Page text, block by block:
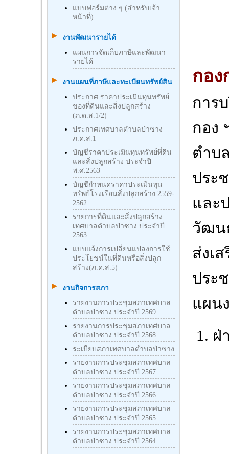
แบบฟอร์มต่าง ๆ (สำหรับเจ้า
หน้าที่)
งานพัฒนารายได้
แผนการจัดเก็บภาษีและพัฒนา
รายได้
งานแผนที่ภาษีและทะเบียนทรัพย์สิน
ประกาศ ราคาประเมินทุนทรัพย์
ของที่ดินและสิ่งปลูกสร้าง
(ภ.ด.ส.1/2)
ประกาศเทศบาลตำบลป่าซาง
ภ.ด.ส.1
บัญชีราคาประเมินทุนทรัพย์ที่ดิน
และสิ่งปลูกสร้าง ประจำปี
พ.ศ.2563
บัญชีกําหนดราคาประเมินทุน
ทรัพย์โรงเรือนสิ่งปลูกสร้าง 2559-
2562
รายการที่ดินและสิ่งปลูกสร้าง
เทศบาลตำบลป่าซาง ประจำปี
2563
แบบแจ้งการเปลี่ยนแปลงการใช้
ประโยชน์ในที่ดินหรือสิ่งปลูก
สร้าง(ภ.ด.ส.5)
งานกิจการสภา
รายงานการประชุมสภาเทศบาล
ตำบลป่าซาง ประจำปี 2569
รายงานการประชุมสภาเทศบาล
ตำบลป่าซาง ประจำปี 2568
ระเบียบสภาเทศบาลตำบลป่าซาง
รายงานการประชุมสภาเทศบาล
ตำบลป่าซาง ประจำปี 2567
รายงานการประชุมสภาเทศบาล
ตำบลป่าซาง ประจำปี 2566
รายงานการประชุมสภาเทศบาล
ตำบลป่าซาง ประจำปี 2565
รายงานการประชุมสภาเทศบาล
ตำบลป่าซาง ประจำปี 2564
กอ
การ
กอง
ตำบ
ประ
และ
วัฒน
ส่งเ
ประ
แผน
ฝ่